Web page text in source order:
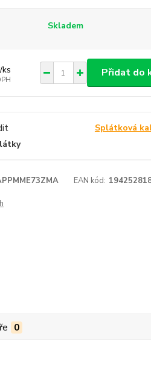
Skladem
/ks Přidat do
Splátková
EAN kód:
0